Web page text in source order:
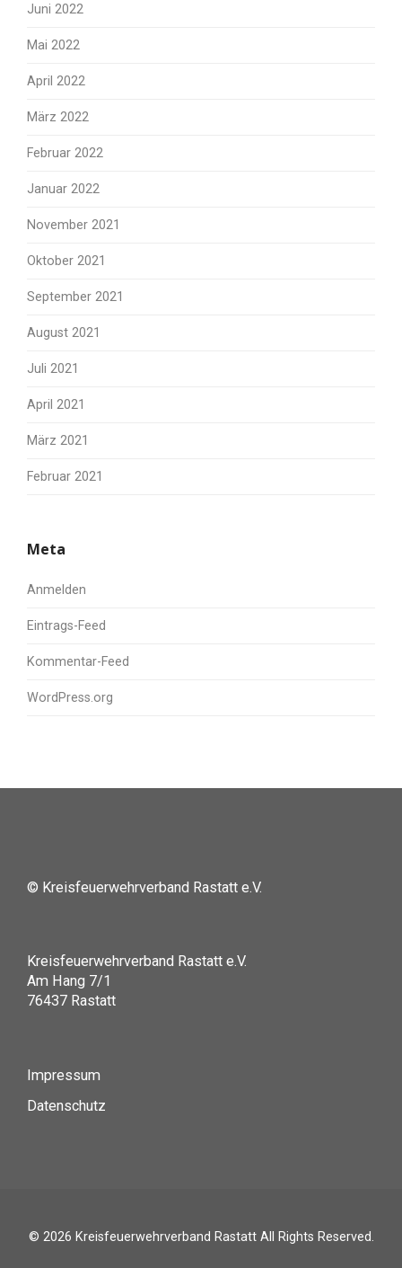
Juni 2022
Mai 2022
April 2022
März 2022
Februar 2022
Januar 2022
November 2021
Oktober 2021
September 2021
August 2021
Juli 2021
April 2021
März 2021
Februar 2021
Meta
Anmelden
Eintrags-Feed
Kommentar-Feed
WordPress.org
© Kreisfeuerwehrverband Rastatt e.V.
Kreisfeuerwehrverband Rastatt e.V.
Am Hang 7/1
76437 Rastatt
Impressum
Datenschutz
© 2026 Kreisfeuerwehrverband RastattAll Rights Reserved.